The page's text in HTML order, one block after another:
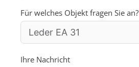
t
t
s
Für welches Objekt fragen Sie an?
Ihre Nachricht